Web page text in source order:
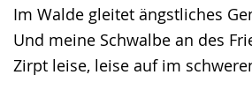
Im Walde gleitet ängstliches
Und meine Schwalbe an des
Zirpt leise, leise auf im